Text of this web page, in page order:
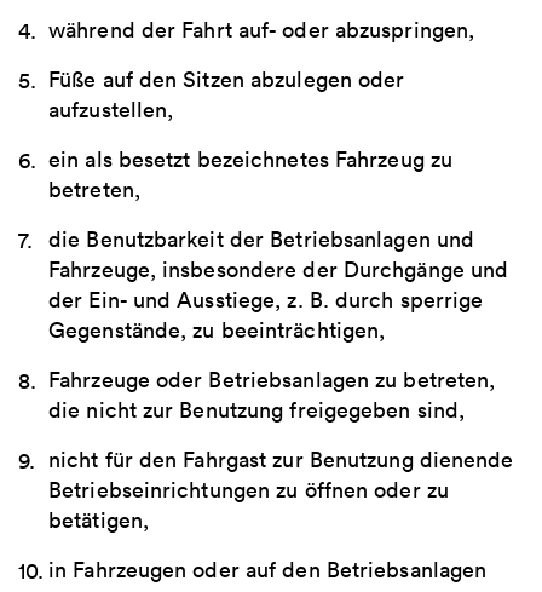
während der Fahrt auf- oder abzuspringen,
Füße auf den Sitzen abzulegen oder
aufzustellen,
ein als besetzt bezeichnetes Fahrzeug zu
betreten,
die Benutzbarkeit der Betriebsanlagen und
Fahrzeuge, insbesondere der Durchgänge und
der Ein- und Ausstiege, z. B. durch sperrige
Gegenstände, zu beeinträchtigen,
Fahrzeuge oder Betriebsanlagen zu betreten,
die nicht zur Benutzung freigegeben sind,
nicht für den Fahrgast zur Benutzung dienende
Betriebseinrichtungen zu öffnen oder zu
betätigen,
in Fahrzeugen oder auf den Betriebsanlagen